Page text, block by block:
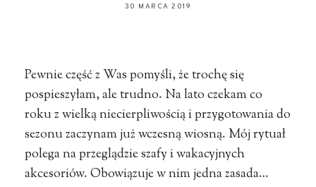
30 MARCA 2019
Pewnie część z Was pomyśli, że trochę się
pospieszyłam, ale trudno. Na lato czekam co
roku z wielką niecierpliwością i przygotowania do
sezonu zaczynam już wczesną wiosną. Mój rytuał
polega na przeglądzie szafy i wakacyjnych
akcesoriów. Obowiązuje w nim jedna zasada…